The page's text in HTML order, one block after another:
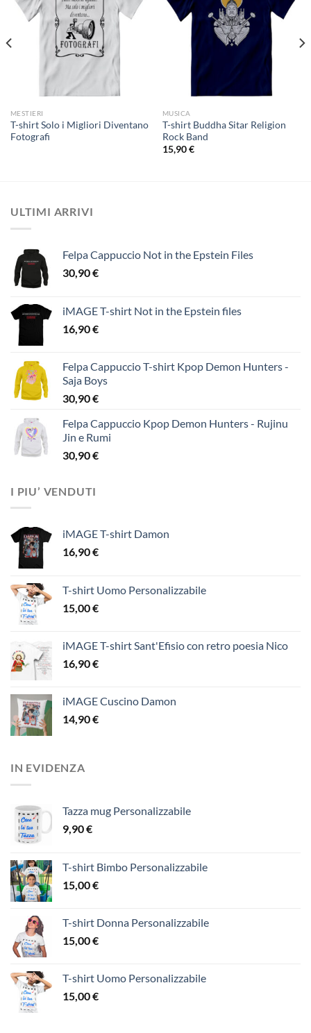
MESTIERI
T-shirt Solo i Migliori Diventano
Fotografi
MUSICA
T-shirt Buddha Sitar Religion
Rock Band
15,90€
ULTIMI ARRIVI
Felpa Cappuccio Not in the Epstein Files
30,90€
iMAGE T-shirt Not in the Epstein files
16,90€
Felpa Cappuccio T-shirt Kpop Demon Hunters -
Saja Boys
30,90€
Felpa Cappuccio Kpop Demon Hunters - Rujinu
Jin e Rumi
30,90€
I PIU’ VENDUTI
iMAGE T-shirt Damon
16,90€
T-shirt Uomo Personalizzabile
15,00€
iMAGE T-shirt Sant'Efisio con retro poesia Nico
16,90€
iMAGE Cuscino Damon
14,90€
IN EVIDENZA
Tazza mug Personalizzabile
9,90€
T-shirt Bimbo Personalizzabile
15,00€
T-shirt Donna Personalizzabile
15,00€
T-shirt Uomo Personalizzabile
15,00€